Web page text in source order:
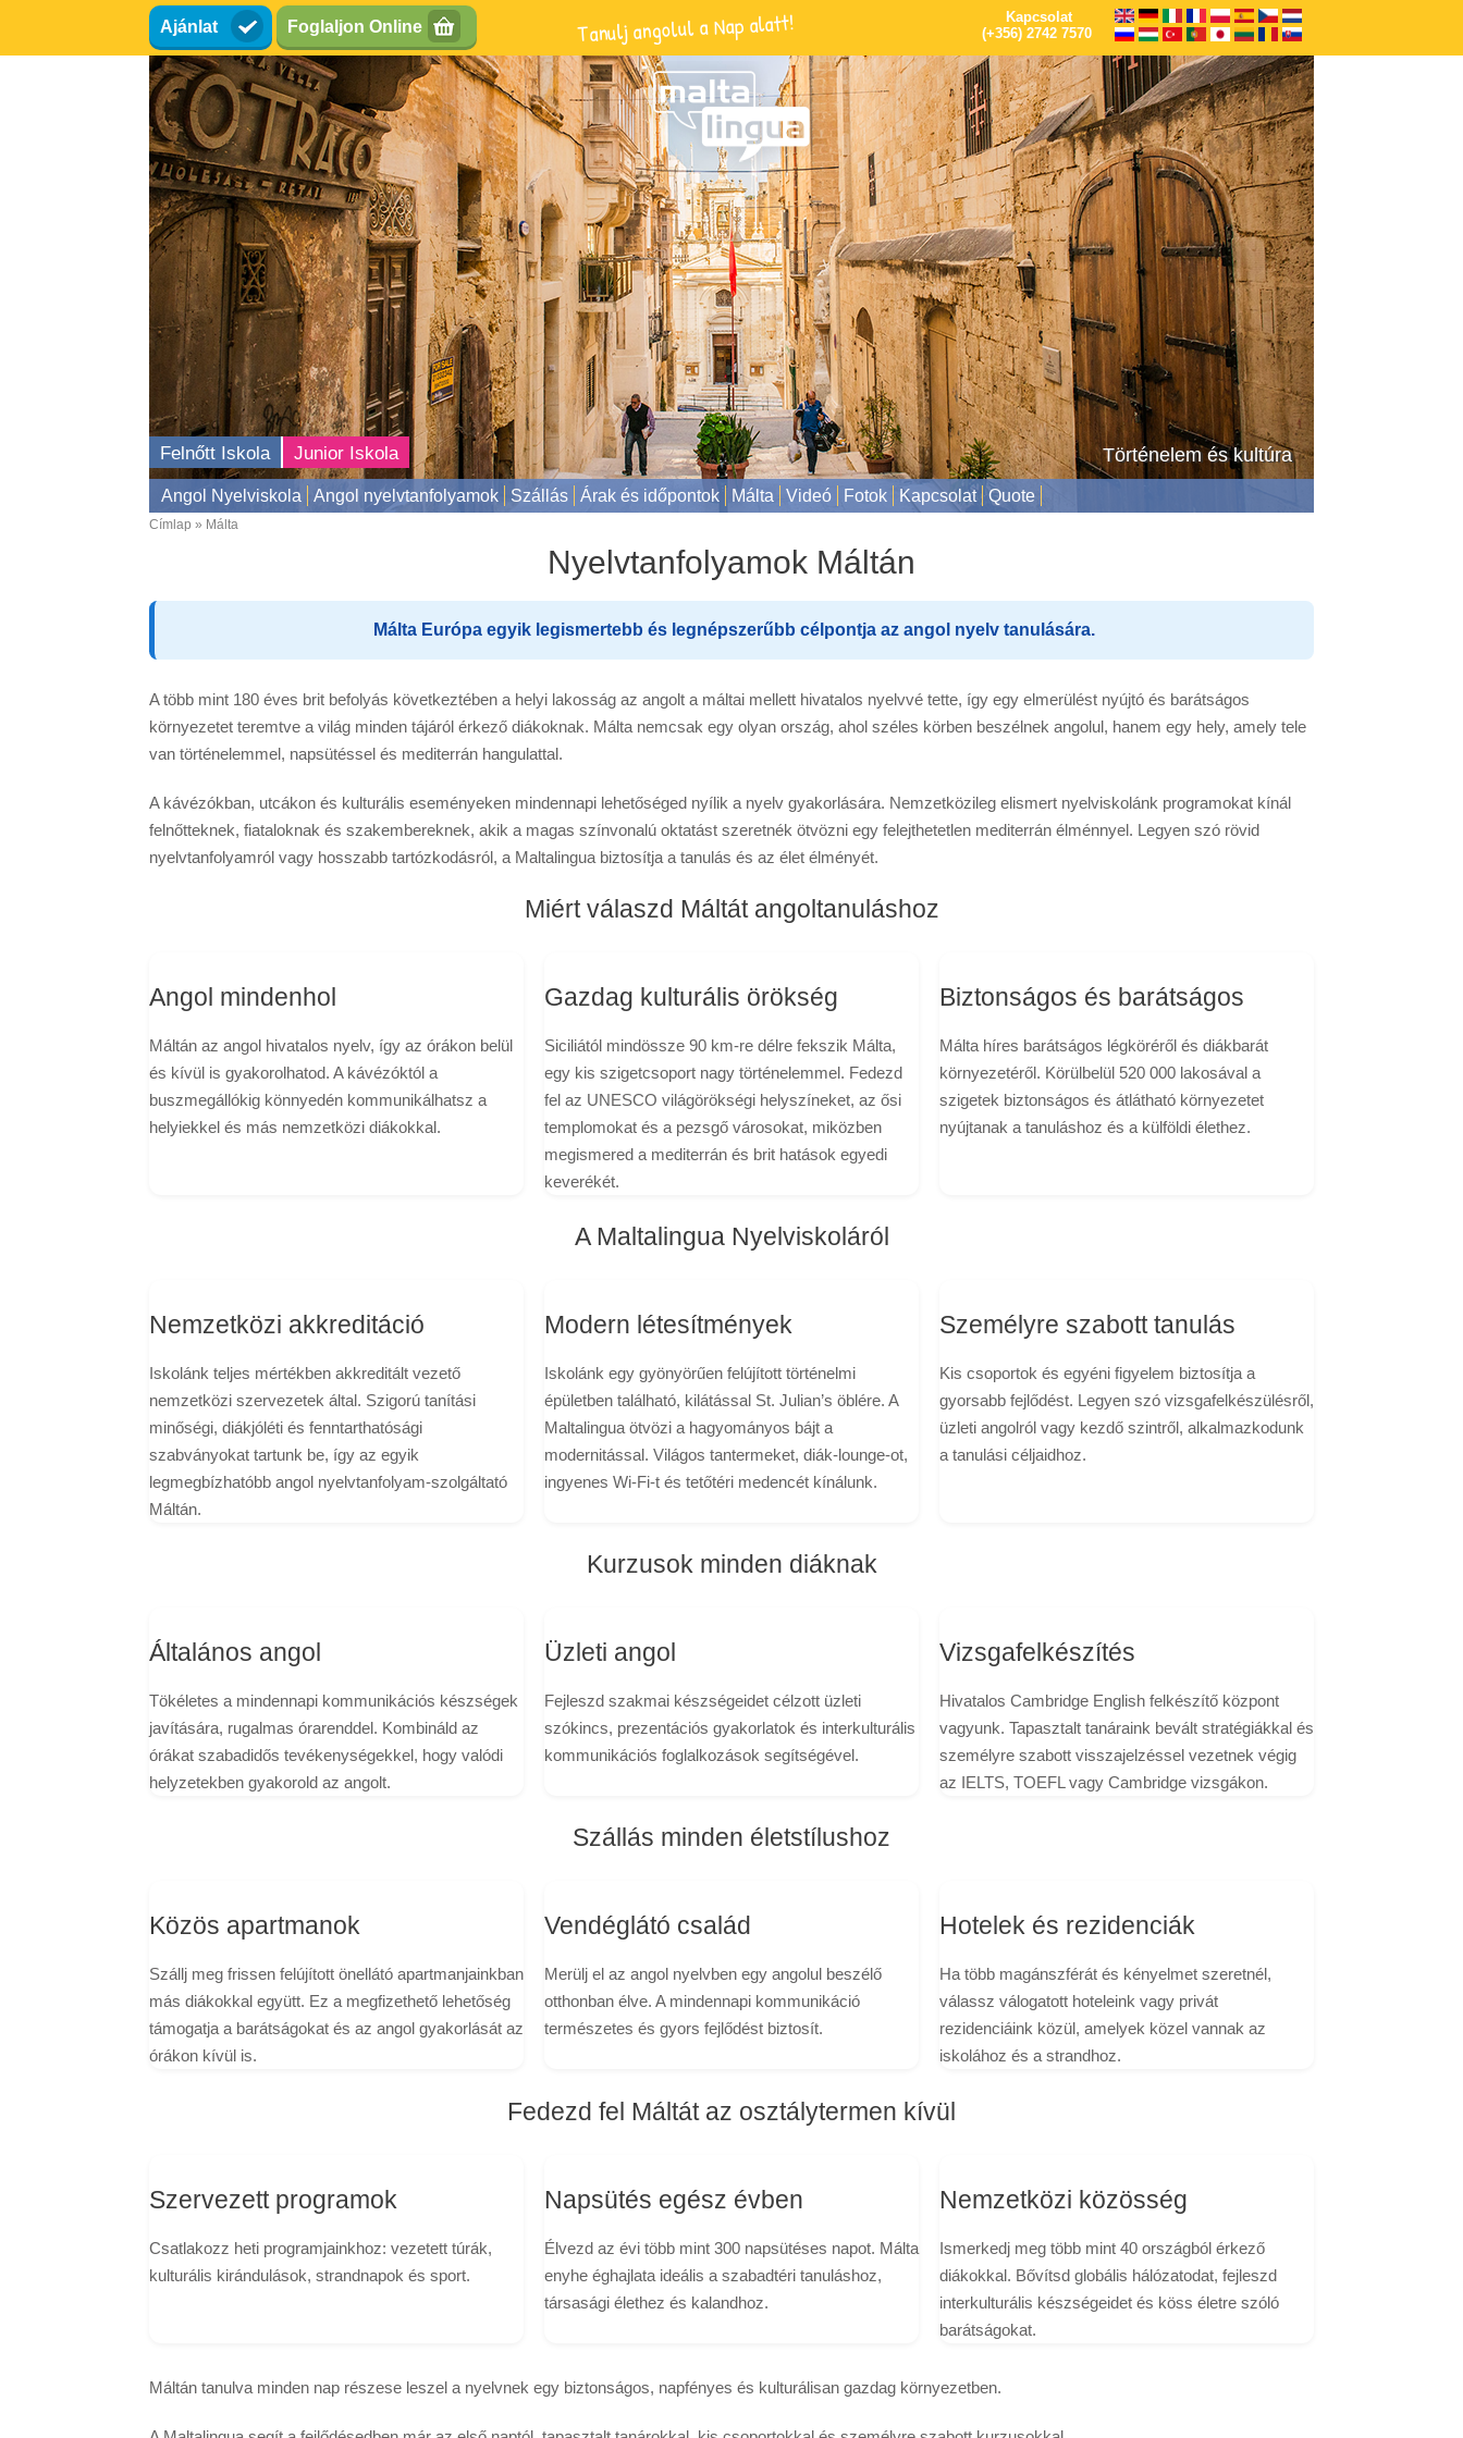
Ajánlat Foglaljon Online Tanulj angolul a Nap alatt!
Kapcsolat
(+356) 2742 7570
Felnőtt Iskola Junior Iskola
Angol Nyelviskola Angol nyelvtanfolyamok Szállás Árak és időpontok Málta Videó Fotok Kapcsolat Quote
Történelem és kultúra
Címlap Málta
Nyelvtanfolyamok Máltán
Málta Európa egyik legismertebb és legnépszerűbb célpontja az angol nyelv tanulására.
A több mint 180 éves brit befolyás következtében a helyi lakosság az angolt a máltai mellett hivatalos nyelvvé tette, így egy elmerülést nyújtó és barátságos
környezetet teremtve a világ minden tájáról érkező diákoknak. Málta nemcsak egy olyan ország, ahol széles körben beszélnek angolul, hanem egy hely, amely tele
van történelemmel, napsütéssel és mediterrán hangulattal.
A kávézókban, utcákon és kulturális eseményeken mindennapi lehetőséged nyílik a nyelv gyakorlására. Nemzetközileg elismert nyelviskolánk programokat kínál
felnőtteknek, fiataloknak és szakembereknek, akik a magas színvonalú oktatást szeretnék ötvözni egy felejthetetlen mediterrán élménnyel. Legyen szó rövid
nyelvtanfolyamról vagy hosszabb tartózkodásról, a Maltalingua biztosítja a tanulás és az élet élményét.
Miért válaszd Máltát angoltanuláshoz
Angol mindenhol
Máltán az angol hivatalos nyelv, így az órákon belül
és kívül is gyakorolhatod. A kávézóktól a
buszmegállókig könnyedén kommunikálhatsz a
helyiekkel és más nemzetközi diákokkal.
Gazdag kulturális örökség
Siciliától mindössze 90 km-re délre fekszik Málta,
egy kis szigetcsoport nagy történelemmel. Fedezd
fel az UNESCO világörökségi helyszíneket, az ősi
templomokat és a pezsgő városokat, miközben
megismered a mediterrán és brit hatások egyedi
keverékét.
Biztonságos és barátságos
Málta híres barátságos légköréről és diákbarát
környezetéről. Körülbelül 520 000 lakosával a
szigetek biztonságos és átlátható környezetet
nyújtanak a tanuláshoz és a külföldi élethez.
A Maltalingua Nyelviskoláról
Nemzetközi akkreditáció
Iskolánk teljes mértékben akkreditált vezető
nemzetközi szervezetek által. Szigorú tanítási
minőségi, diákjóléti és fenntarthatósági
szabványokat tartunk be, így az egyik
legmegbízhatóbb angol nyelvtanfolyam-szolgáltató
Máltán.
Modern létesítmények
Iskolánk egy gyönyörűen felújított történelmi
épületben található, kilátással St. Julian’s öblére. A
Maltalingua ötvözi a hagyományos bájt a
modernitással. Világos tantermeket, diák-lounge-ot,
ingyenes Wi-Fi-t és tetőtéri medencét kínálunk.
Személyre szabott tanulás
Kis csoportok és egyéni figyelem biztosítja a
gyorsabb fejlődést. Legyen szó vizsgafelkészülésről,
üzleti angolról vagy kezdő szintről, alkalmazkodunk
a tanulási céljaidhoz.
Kurzusok minden diáknak
Általános angol
Tökéletes a mindennapi kommunikációs készségek
javítására, rugalmas órarenddel. Kombináld az
órákat szabadidős tevékenységekkel, hogy valódi
helyzetekben gyakorold az angolt.
Üzleti angol
Fejleszd szakmai készségeidet célzott üzleti
szókincs, prezentációs gyakorlatok és interkulturális
kommunikációs foglalkozások segítségével.
Vizsgafelkészítés
Hivatalos Cambridge English felkészítő központ
vagyunk. Tapasztalt tanáraink bevált stratégiákkal és
személyre szabott visszajelzéssel vezetnek végig
az IELTS, TOEFL vagy Cambridge vizsgákon.
Szállás minden életstílushoz
Közös apartmanok
Szállj meg frissen felújított önellátó apartmanjainkban
más diákokkal együtt. Ez a megfizethető lehetőség
támogatja a barátságokat és az angol gyakorlását az
órákon kívül is.
Vendéglátó család
Merülj el az angol nyelvben egy angolul beszélő
otthonban élve. A mindennapi kommunikáció
természetes és gyors fejlődést biztosít.
Hotelek és rezidenciák
Ha több magánszférát és kényelmet szeretnél,
válassz válogatott hoteleink vagy privát
rezidenciáink közül, amelyek közel vannak az
iskolához és a strandhoz.
Fedezd fel Máltát az osztálytermen kívül
Szervezett programok
Csatlakozz heti programjainkhoz: vezetett túrák,
kulturális kirándulások, strandnapok és sport.
Napsütés egész évben
Élvezd az évi több mint 300 napsütéses napot. Málta
enyhe éghajlata ideális a szabadtéri tanuláshoz,
társasági élethez és kalandhoz.
Nemzetközi közösség
Ismerkedj meg több mint 40 országból érkező
diákokkal. Bővítsd globális hálózatodat, fejleszd
interkulturális készségeidet és köss életre szóló
barátságokat.
Máltán tanulva minden nap részese leszel a nyelvnek egy biztonságos, napfényes és kulturálisan gazdag környezetben.